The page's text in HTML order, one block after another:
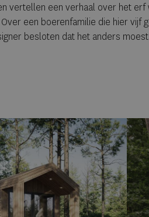
vertellen een verhaal over het
een boeren­familie die hier vijf
besloten dat het anders